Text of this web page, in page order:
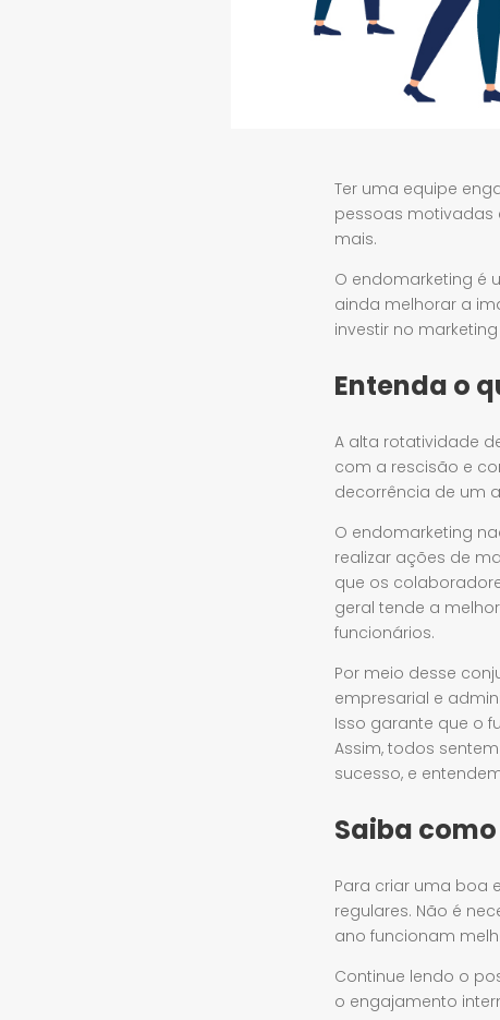
Ter uma equipe
pessoas motivadas
mais.
O endomarketing é
ainda melhorar a
investir no
Entenda o
A alta rotatividade
com a rescisão e
decorrência de um
O endomarketing
realizar ações de
que os
geral tende a
funcionários.
Por meio desse
empresarial e
Isso garante que o
Assim, todos
sucesso, e
Saiba
Para criar uma boa
regulares. Não é
ano funcionam
Continue lendo o
o engajamento